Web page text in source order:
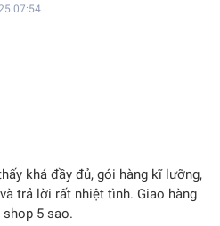
07:54
khá đầy đủ, gói hàng kĩ lưỡng,
trả lời rất nhiệt tình. Giao hàng
shop 5 sao.